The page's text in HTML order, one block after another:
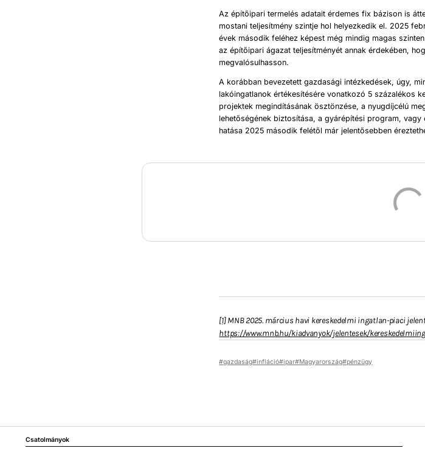
Az építőipari termelés adatait érdemes fix bázison is
mostani teljesítmény szintje hol helyezkedik el. 2025
évek második feléhez képest még mindig magas
az építőipari ágazat teljesítményét annak érdekében,
megvalósulhasson.
A korábban bevezetett gazdasági intézkedések, úgy,
lakóingatlanok értékesítésére vonatkozó 5 százalékos
projektek megindításának ösztönzése, a nyugdíjcélú
lehetőségének biztosítása, a gyárépítési program,
hatása 2025 második felétől már jelentősebben
[1]MNB 2025. március havi kereskedelmi ingatlan-piaci
https://www.mnb.hu/kiadvanyok/jelentesek/
gazdaság infláció ipar Magyarország pénzügy
Csatolmányok